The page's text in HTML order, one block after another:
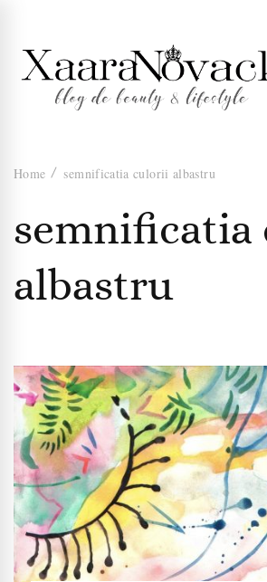
Xaara
Home semnificatia culorii albastru
albastru